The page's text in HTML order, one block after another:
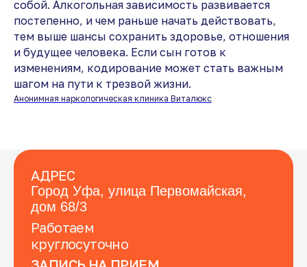
собой. Алкогольная зависимость развивается
постепенно, и чем раньше начать действовать,
тем выше шансы сохранить здоровье, отношения
и будущее человека. Если сын готов к
изменениям, кодирование может стать важным
шагом на пути к трезвой жизни.
Анонимная наркологическая клиника Виталюкс
АДРЕС
Город Уфа, улица Первомайская,
дом 68/3
Работаем
круглосуточно